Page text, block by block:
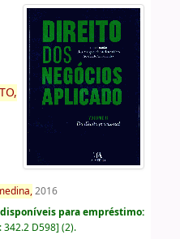
2016
para empréstimo:
342.2 D598] (2).